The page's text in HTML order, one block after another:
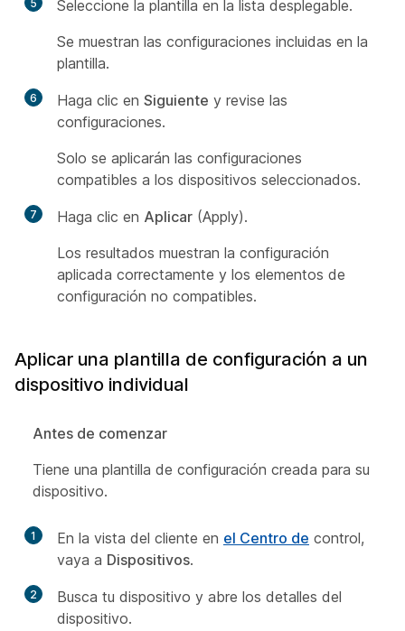
5
Seleccione la plantilla en la lista desplegable.
Se muestran las configuraciones incluidas en la
plantilla.
6 Haga clic en Siguiente y revise las
configuraciones.
Solo se aplicarán las configuraciones
compatibles a los dispositivos seleccionados.
7 Haga clic en Aplicar (Apply).
Los resultados muestran la configuración
aplicada correctamente y los elementos de
configuración no compatibles.
Aplicar una plantilla de configuración a un
dispositivo individual
Antes de comenzar
Tiene una plantilla de configuración creada para su
dispositivo.
1 En la vista del cliente en el Centro de control,
vaya a Dispositivos.
2
Busca tu dispositivo y abre los detalles del
dispositivo.